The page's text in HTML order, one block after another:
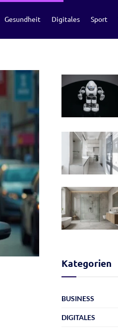
Gesundheit Digitales Sport
Kategorien
BUSINESS
DIGITALES